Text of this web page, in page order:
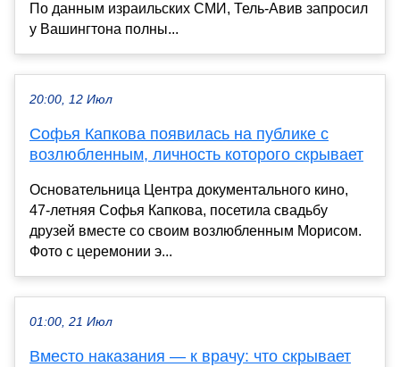
По данным израильских СМИ, Тель-Авив запросил
у Вашингтона полны...
20:00, 12 Июл
Софья Капкова появилась на публике с
возлюбленным, личность которого скрывает
Основательница Центра документального кино,
47-летняя Софья Капкова, посетила свадьбу
друзей вместе со своим возлюбленным Морисом.
Фото с церемонии э...
01:00, 21 Июл
Вместо наказания — к врачу: что скрывает